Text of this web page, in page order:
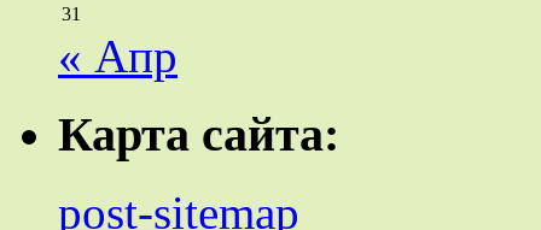
31
« Апр
Карта сайта:
post-sitemap